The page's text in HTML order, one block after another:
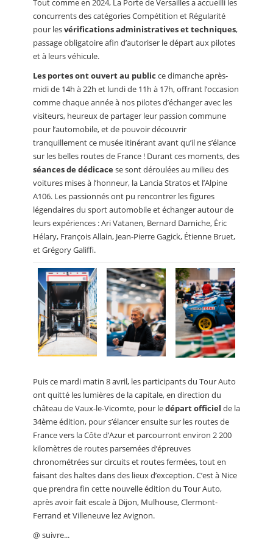
concurrents des catégories Compétition et Régularité
pour lesvérifications administratives et techniques,
passage obligatoire afin d’autoriser le départ aux pilotes
et à leurs véhicule.
Les portes ont ouvert au public ce dimanche après-
midi de 14h à 22h et lundi de 11h à 17h, offrant l’occasion
comme chaque année à nos pilotes d’échanger avec les
visiteurs, heureux de partager leur passion commune
pour l’automobile, et de pouvoir découvrir
tranquillement ce musée itinérant avant qu’il ne s’élance
sur les belles routes de France ! Durant ces moments, des
séances de dédicacese sont déroulées au milieu des
voitures mises à l’honneur, la Lancia Stratos et l’Alpine
A106. Les passionnés ont pu rencontrer les figures
légendaires du sport automobile et échanger autour de
leurs expériences : Ari Vatanen, Bernard Darniche, Éric
Hélary, François Allain, Jean-Pierre Gagick, Étienne Bruet,
et Grégory Galiffi.
Puis ce mardi matin 8 avril, les participants du Tour Auto
ont quitté les lumières de la capitale, en direction du
château de Vaux-le-Vicomte, pour ledépart officiel de la
34ème édition, pour s’élancer ensuite sur les routes de
France vers la Côte d’Azur et parcourront environ 2 200
kilomètres de routes parsemées d’épreuves
chronométrées sur circuits et routes fermées, tout en
faisant des haltes dans des lieux d’exception. C’est à Nice
que prendra fin cette nouvelle édition du Tour Auto,
après avoir fait escale à Dijon, Mulhouse, Clermont-
Ferrand et Villeneuve lez Avignon.
@ suivre...